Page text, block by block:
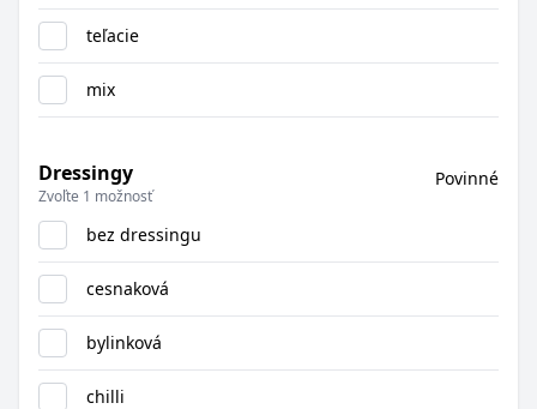
teľacie
mix
Dressingy
Zvoľte 1 možnosť
Povinné
bez dressingu
cesnaková
bylinková
chilli